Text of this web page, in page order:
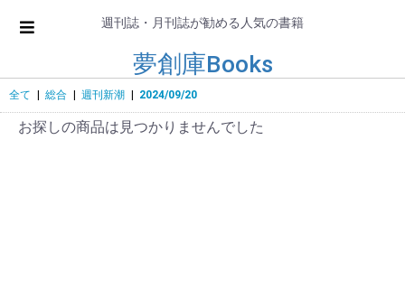
週刊誌・月刊誌が勧める人気の書籍
夢創庫Books
全て 総合 週刊新潮 2024/09/20
お探しの商品は見つかりませんでした